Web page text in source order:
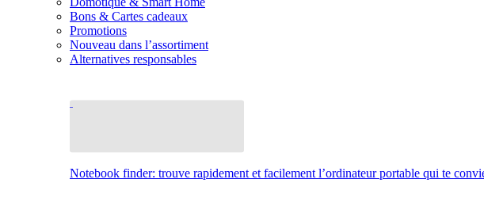
Bons & Cartes cadeaux
Promotions
Nouveau dans l’assortiment
Alternatives responsables
Notebook finder: trouve rapidement et facilement l’ordinateur portable qui te